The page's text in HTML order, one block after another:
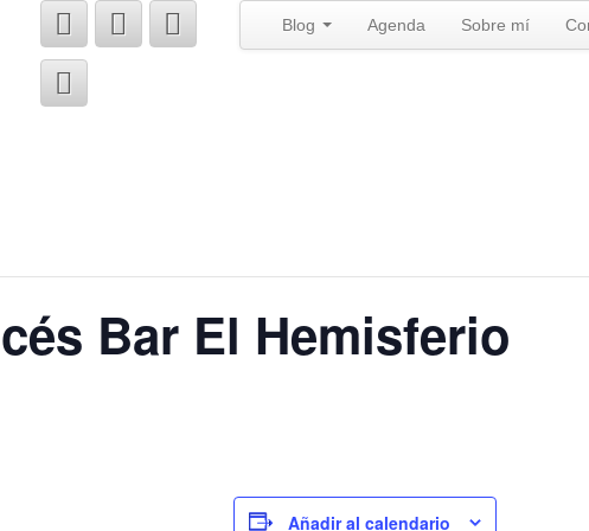
Blog Agenda Sobre mí
Bar El Hemisferio
Añadir al calendario